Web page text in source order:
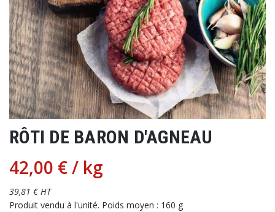
RÔTI DE BARON D'AGNEAU
42,00 €/ kg
39,81 € HT
Produit vendu à l'unité. Poids moyen : 160 g